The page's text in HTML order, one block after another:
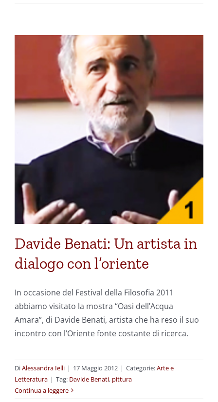
Davide Benati: Un artista in
dialogo con l’oriente
In occasione del Festival della Filosofia 2011
abbiamo visitato la mostra “Oasi dell’Acqua
Amara”, di Davide Benati, artista che ha reso il suo
incontro con l’Oriente fonte costante di ricerca.
DiAlessandra Ielli | 17 Maggio 2012 | Categorie:Arte e
Letteratura | Tag: Davide Benati, pittura
Continua a leggere